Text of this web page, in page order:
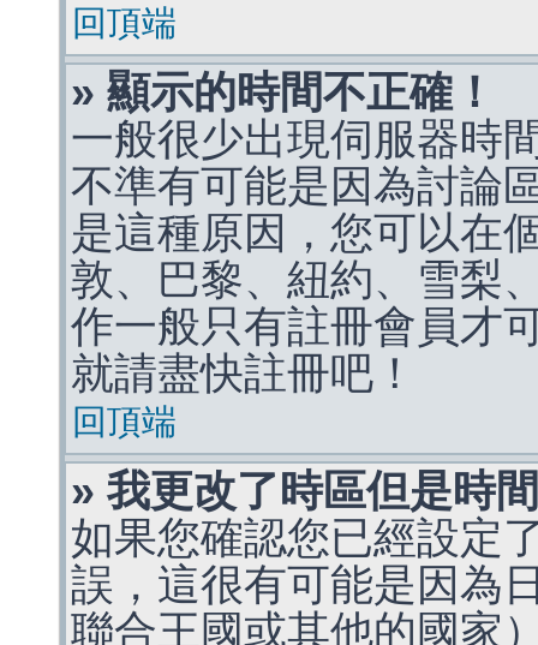
回頂端
» 顯示的時間不正確！
一般很少出現伺服器時
不準有可能是因為討論
是這種原因，您可以在
敦、巴黎、紐約、雪梨
作一般只有註冊會員才
就請盡快註冊吧！
回頂端
» 我更改了時區但是時
如果您確認您已經設定
誤，這很有可能是因為
聯合王國或其他的國家